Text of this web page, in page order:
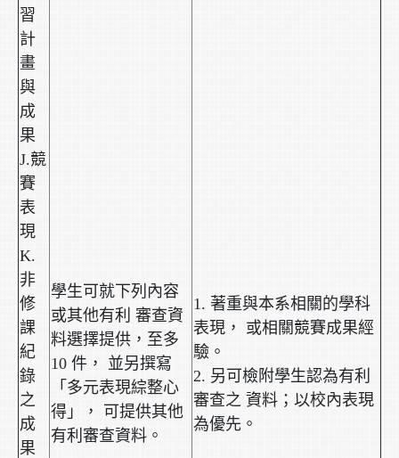
習
計
畫
與
成
果
J.競
賽
表
現
K.
非
修
課
紀
錄
之
成
果
學生可就下列內容
或其他有利 審查資
料選擇提供，至多
10 件， 並另撰寫
「多元表現綜整心
得」， 可提供其他
有利審查資料。
1. 著重與本系相關的學科
表現， 或相關競賽成果經
驗。
2. 另可檢附學生認為有利
審查之 資料；以校內表現
為優先。